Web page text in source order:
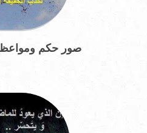
صور حكم ومواعظ